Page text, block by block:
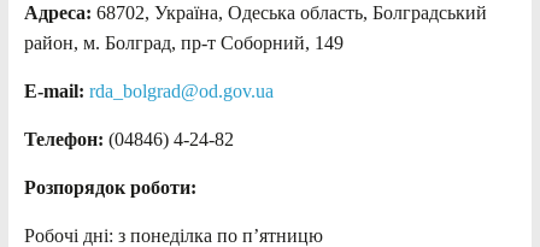
Адреса: 68702, Україна, Одеська область, Болградський
район, м. Болград, пр-т Соборний, 149
E-mail: rda_bolgrad@od.gov.ua
Телефон: (04846) 4-24-82
Розпорядок роботи:
Робочі дні: з понеділка по п’ятницю